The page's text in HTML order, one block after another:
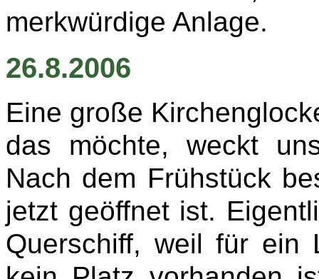
merkwürdige Anlage.
26.8.2006
Eine große
das möchte, weckt
Nach dem Frühstück
jetzt geöffnet ist.
Querschiff, weil für ein